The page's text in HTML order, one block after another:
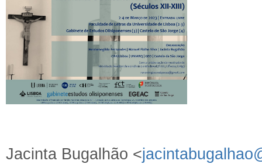
Jacinta Bugalhão <